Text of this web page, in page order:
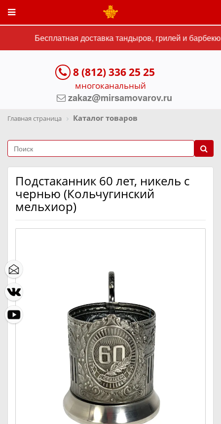
Бесплатная доставка тандыров, грилей и
8 (812) 336 25 25
многоканальный
zakaz@mirsamovarov.ru
Главная страница Каталог товаров
Подстаканник 60 лет, никель с
чернью (Кольчугинский
мельхиор)